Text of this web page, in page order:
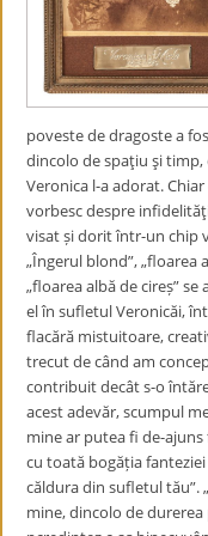
poveste de dragoste a
dincolo de spaţiu şi
Veronica l-a adorat.
vorbesc despre
visat și dorit într-un chip
„Îngerul blond”, „floarea
„floarea albă de cireș”
el în sufletul Veronicăi,
flacără mistuitoare,
trecut de când am
contribuit decât s-o
acest adevăr, scumpul
mine ar putea fi de-
cu toată bogăția
căldura din sufletul tău”.
mine, dincolo de